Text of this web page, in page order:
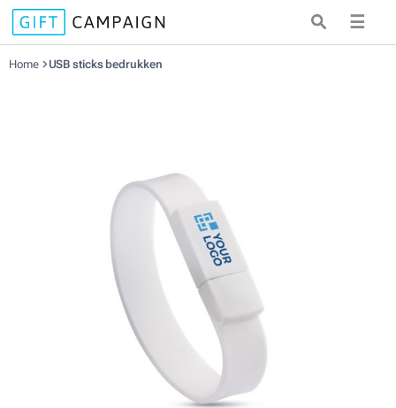
☰
Home USB sticks bedrukken